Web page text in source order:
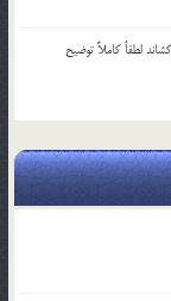
لطفاٌ كاملاً توضيح